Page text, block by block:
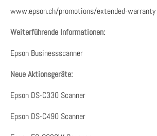
www.epson.ch/promotions/extended-warranty
Weiterführende Informationen:
Epson Businessscanner
Neue Aktionsgeräte:
Epson DS-C330 Scanner
Epson DS-C490 Scanner